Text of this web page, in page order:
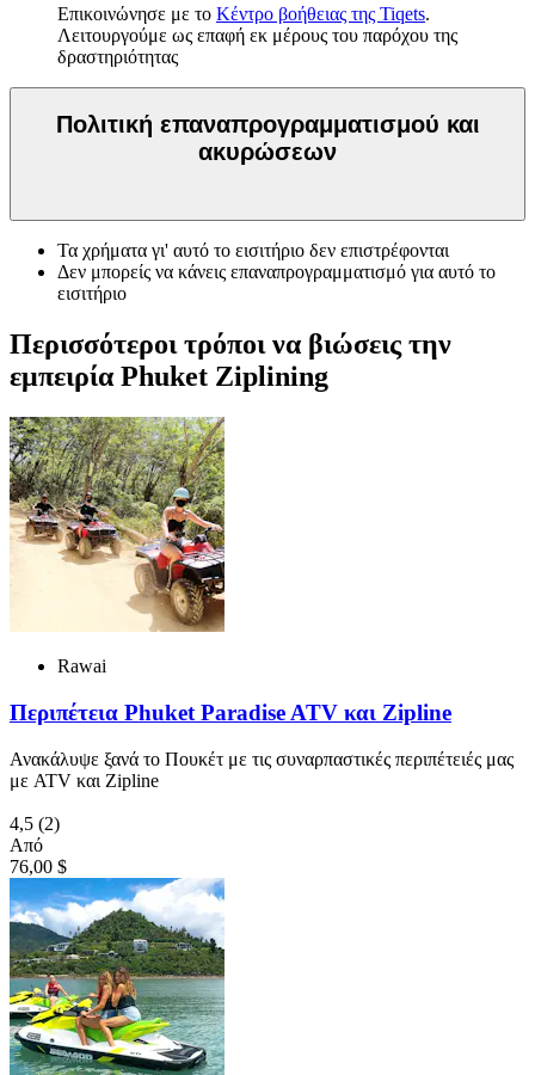
Επικοινώνησε με το Κέντρο βοήθειας της Tiqets.
Λειτουργούμε ως επαφή εκ μέρους του παρόχου της
δραστηριότητας
Πολιτική επαναπρογραμματισμού και
ακυρώσεων
Τα χρήματα γι' αυτό το εισιτήριο δεν επιστρέφονται
Δεν μπορείς να κάνεις επαναπρογραμματισμό για αυτό το
εισιτήριο
Περισσότεροι τρόποι να βιώσεις την
εμπειρία Phuket Ziplining
Rawai
Περιπέτεια Phuket Paradise ATV και Zipline
Ανακάλυψε ξανά το Πουκέτ με τις συναρπαστικές περιπέτειές μας
με ATV και Zipline
4,5 (2)
Από
76,00 $